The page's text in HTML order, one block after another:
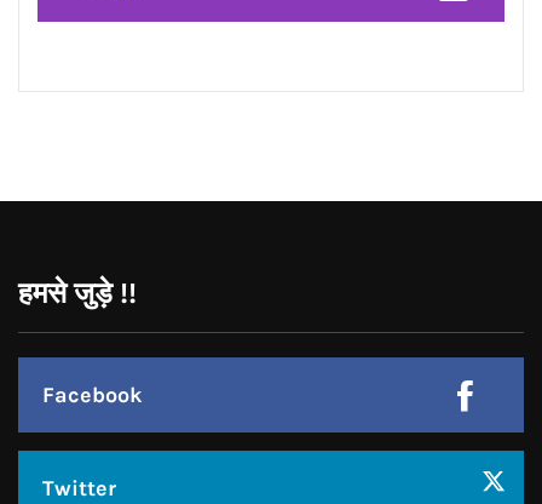
हमसे जुड़े !!
Facebook
Twitter